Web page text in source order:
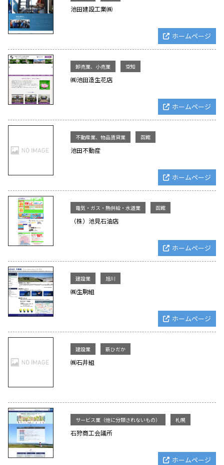
池田建設工業㈱
ホームページ
卸売業、小売業 空知
㈱池田造生花店
ホームページ
不動産業、物品賃貸業 函館
池田不動産
ホームページ
電気・ガス・熱供給・水道業 函館
（株）池見石油店
ホームページ
建設業 旭川
㈱生駒組
ホームページ
建設業 新ひだか
㈱石井組
サービス業（他に分類されないもの） 札幌
石狩商工会議所
ホームページ